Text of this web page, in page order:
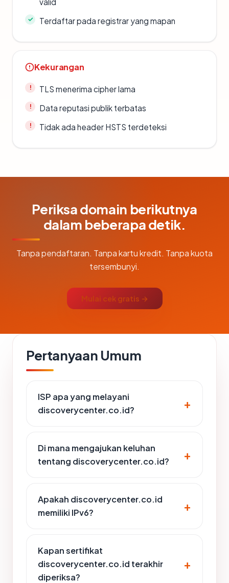
Terdaftar pada registrar yang mapan
Kekurangan
TLS menerima cipher lama
Data reputasi publik terbatas
Tidak ada header HSTS terdeteksi
Periksa domain berikutnya
dalam beberapa detik.
Tanpa pendaftaran. Tanpa kartu kredit. Tanpa kuota
tersembunyi.
Mulai cek gratis →
Pertanyaan Umum
ISP apa yang melayani
discoverycenter.co.id?
Di mana mengajukan keluhan
tentang discoverycenter.co.id?
Apakah discoverycenter.co.id
memiliki IPv6?
Kapan sertifikat
discoverycenter.co.id terakhir
diperiksa?